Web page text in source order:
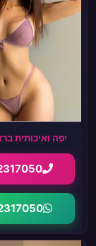
יפה ואיכותית